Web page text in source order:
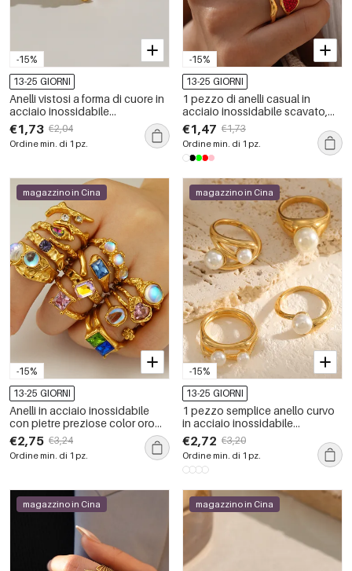
-15%
13-25 GIORNI
Anelli vistosi a forma di cuore in
acciaio inossidabile
impermeabile color oro.
€1,73 €2,04
Ordine min. di 1 pz.
-15%
13-25 GIORNI
1 pezzo di anelli casual in
acciaio inossidabile scavato,
impermeabili, color oro
€1,47 €1,73
Ordine min. di 1 pz.
-15%
magazzino in Cina
13-25 GIORNI
Anelli in acciaio inossidabile
con pietre preziose color oro
impermeabili
€2,75 €3,24
Ordine min. di 1 pz.
-15%
magazzino in Cina
13-25 GIORNI
1 pezzo semplice anello curvo
in acciaio inossidabile
impermeabile color oro
€2,72 €3,20
Ordine min. di 1 pz.
magazzino in Cina magazzino in Cina